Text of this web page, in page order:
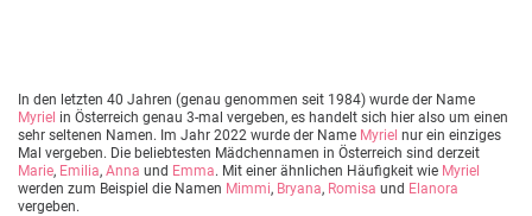
In den letzten 40 Jahren (genau genommen seit 1984) wurde der Name
Myriel in Österreich genau 3-mal vergeben, es handelt sich hier also um einen
sehr seltenen Namen. Im Jahr 2022 wurde der Name Myriel nur ein einziges
Mal vergeben. Die beliebtesten Mädchennamen in Österreich sind derzeit
Marie, Emilia, Anna und Emma. Mit einer ähnlichen Häufigkeit wie Myriel
werden zum Beispiel die Namen Mimmi, Bryana, Romisa und Elanora
vergeben.